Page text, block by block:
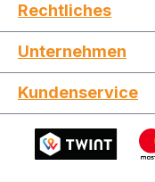
Jetzt
Rechtliches
Unternehmen
Kundenservice